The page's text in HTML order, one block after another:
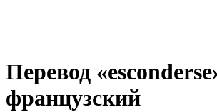
Перевод
французский